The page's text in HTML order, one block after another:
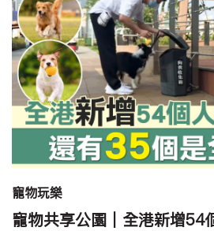
寵物玩樂
寵物共享公園｜全港新增54